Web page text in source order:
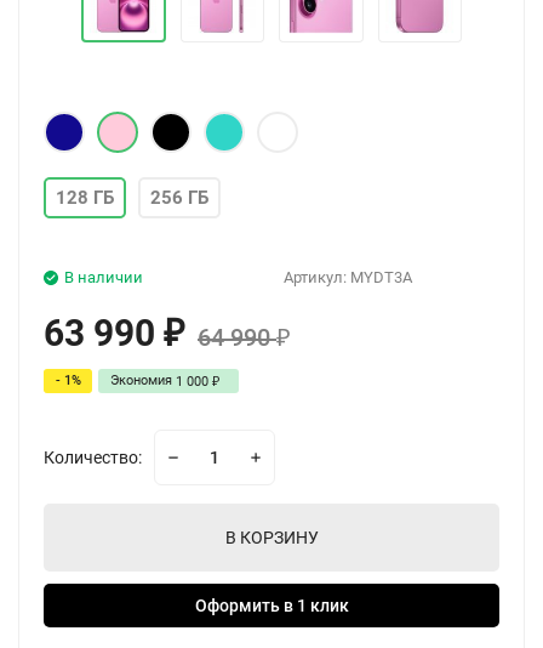
128 ГБ 256 ГБ
Артикул: MYDT3A
В наличии
63 990 ₽ 64 990₽
- 1% Экономия 1 000 ₽
Количество:
В КОРЗИНУ
Оформить в 1 клик